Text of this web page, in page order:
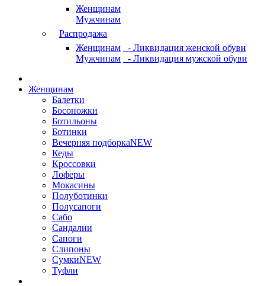
Женщинам
Мужчинам
Распродажа
Женщинам
- Ликвидация женской обуви
Мужчинам
- Ликвидация мужской обуви
Женщинам
Балетки
Босоножки
Ботильоны
Ботинки
Вечерняя подборкаNEW
Кеды
Кроссовки
Лоферы
Мокасины
Полуботинки
Полусапоги
Сабо
Сандалии
Сапоги
Слипоны
СумкиNEW
Туфли